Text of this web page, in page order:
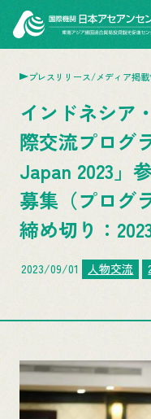
プレスリリース/メディア掲
インドネシア
際交流プログ
Japan 2023」
募集（プログ
締め切り：
2023/09/01 人物交流